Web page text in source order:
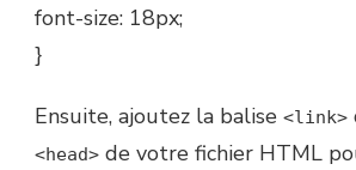
font-size: 18px;
}
Ensuite, ajoutez la balise <link>
<head> de votre fichier HTML